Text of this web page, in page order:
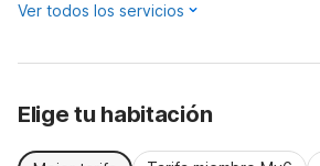
Ver todos los servicios
Elige tu habitación